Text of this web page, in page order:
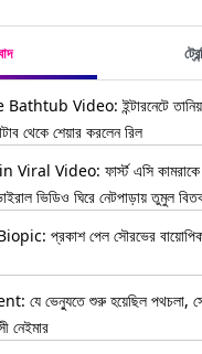
Video: ইন্টারনেটে তানিয়া
থেকে শেয়ার করলেন রিল
Video: ফার্স্ট এসি কামরাকে
ভিডিও ঘিরে নেটপাড়ায় তুমুল
প্রকাশ পেল সৌরভের বায়োপিক
ভেন্যুতে শুরু হয়েছিল পথচলা,
নেইমার